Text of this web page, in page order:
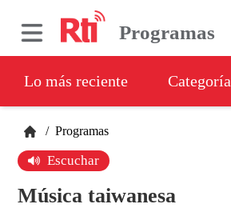
Programas
Lo más reciente Categoría
/ Programas
Escuchar
Música taiwanesa